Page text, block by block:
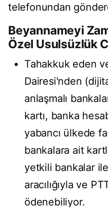
telefonundan
Beyannameyi
Özel Usulsüzlük
Tahakkuk eden
Dairesi'nden
anlaşmalı
kartı, banka
yabancı ülkede
bankalara ait
yetkili bankalar
aracılığıyla ve
ödenebiliyor.